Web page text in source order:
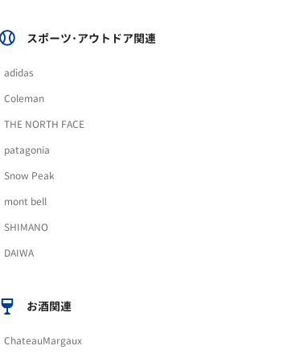
スポーツ･アウトドア関連
adidas
Coleman
THE NORTH FACE
patagonia
Snow Peak
mont bell
SHIMANO
DAIWA
お酒関連
ChateauMargaux